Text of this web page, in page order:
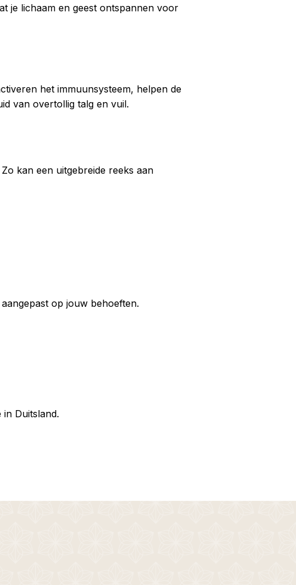
je lichaam en geest ontspannen voor
het immuunsysteem, helpen de
van overtollig talg en vuil.
kan een uitgebreide reeks aan
op jouw behoeften.
Duitsland.